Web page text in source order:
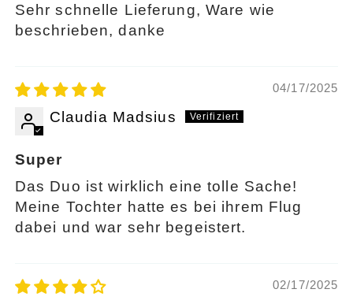
Sehr schnelle Lieferung, Ware wie
beschrieben, danke
04/17/2025
Claudia Madsius
Super
Das Duo ist wirklich eine tolle Sache!
Meine Tochter hatte es bei ihrem Flug
dabei und war sehr begeistert.
02/17/2025